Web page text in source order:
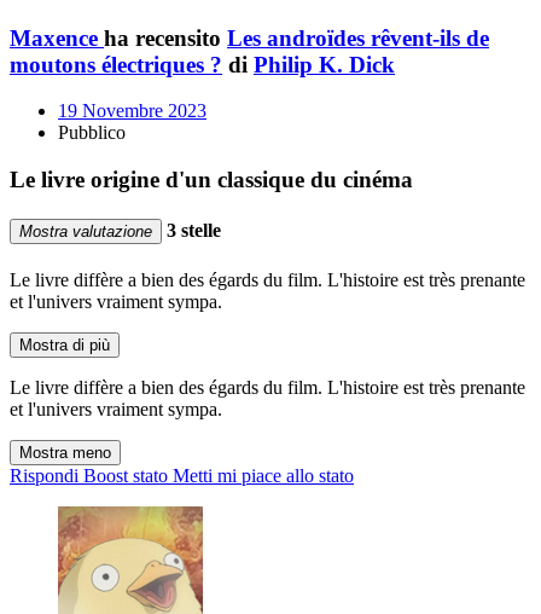
Maxence ha recensito Les androïdes rêvent-ils de
moutons électriques ? di Philip K. Dick
19 Novembre 2023
Pubblico
Le livre origine d'un classique du cinéma
Mostra valutazione 3 stelle
Le livre diffère a bien des égards du film. L'histoire est très prenante
et l'univers vraiment sympa.
Mostra di più
Le livre diffère a bien des égards du film. L'histoire est très prenante
et l'univers vraiment sympa.
Mostra meno
Rispondi Boost stato Metti mi piace allo stato